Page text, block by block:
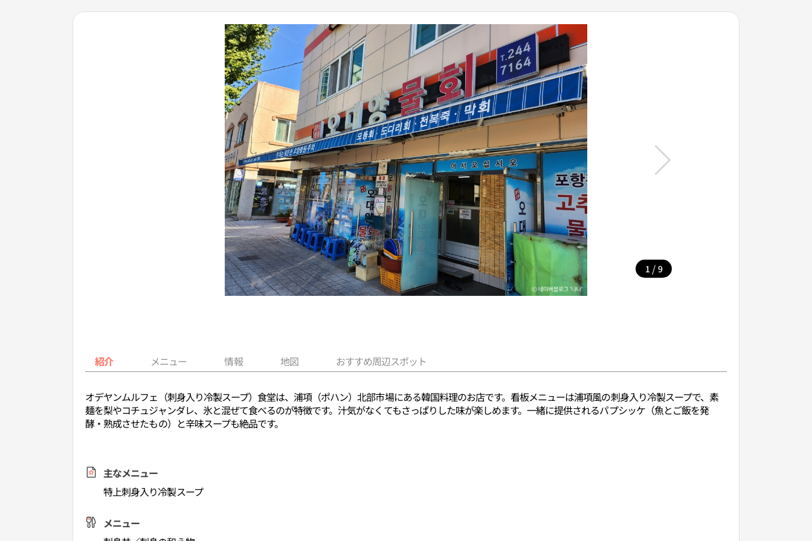
1 / 9
紹介 メニュー 情報 地図 おすすめ周辺スポット
オデヤンムルフェ（刺身入り冷製スープ）食堂は、浦項（ポハン）北部市場にある韓国料理のお店です。看板メニューは浦項風の刺身入り冷製スープで、素
麺を梨やコチュジャンダレ、氷と混ぜて食べるのが特徴です。汁気がなくてもさっぱりした味が楽しめます。一緒に提供されるパプシッケ（魚とご飯を発
酵・熟成させたもの）と辛味スープも絶品です。
主なメニュー
特上刺身入り冷製スープ
メニュー